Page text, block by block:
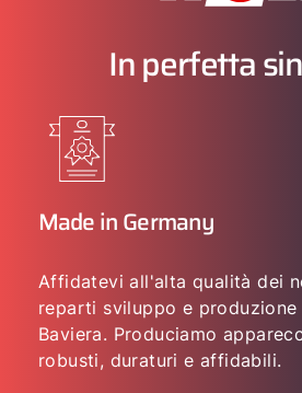
In perfetta
Made in Germany
Affidatevi all'alta qualità dei
reparti sviluppo e produzione
Baviera. Produciamo
robusti, duraturi e affidabili.